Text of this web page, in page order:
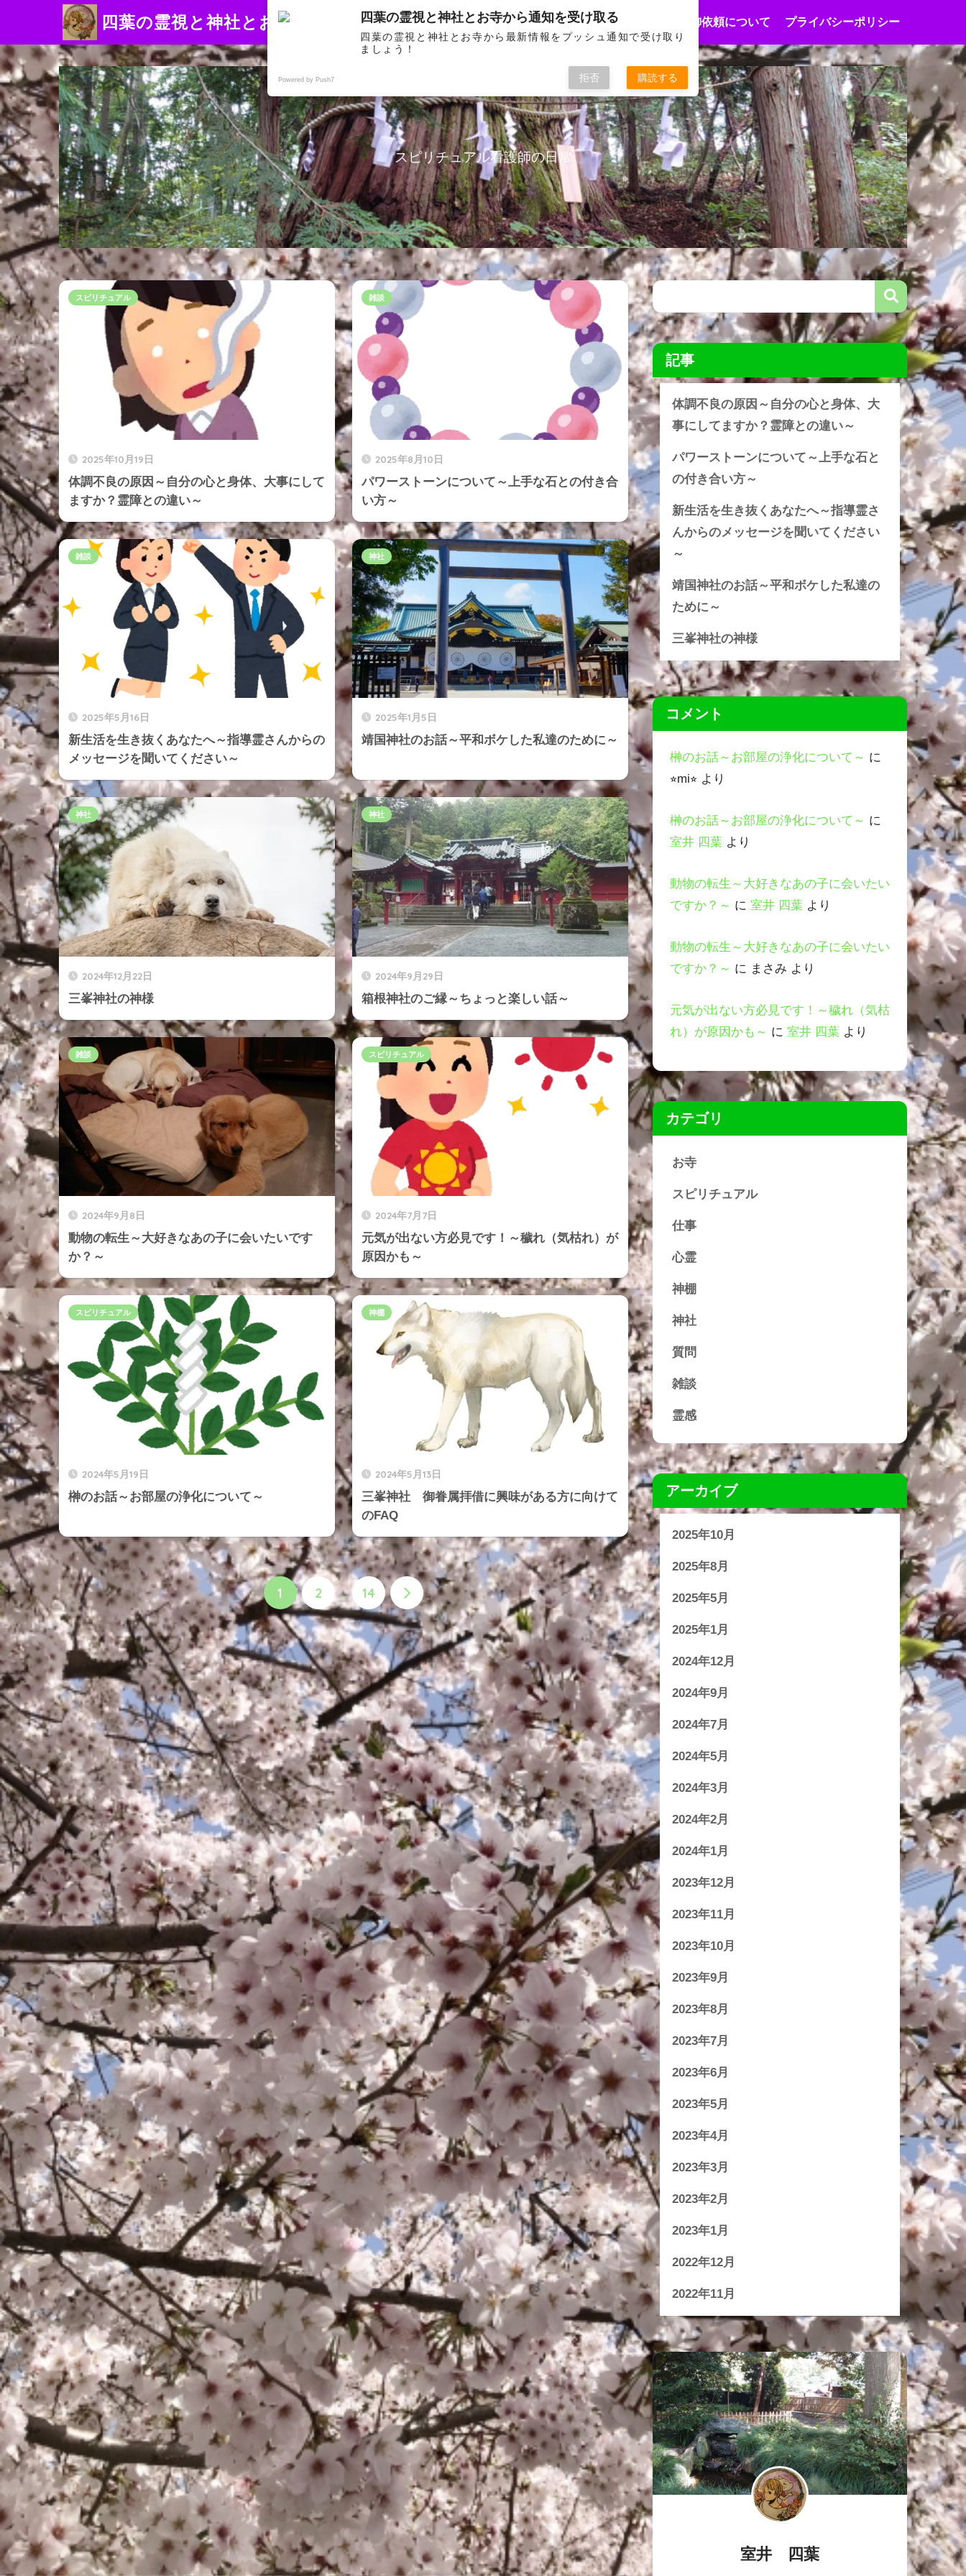
四葉の霊視と神社とお寺 お問い合わせ 御依頼について プライバシーポリシー
スピリチュアル看護師の日常
2025年10月19日
体調不良の原因～自分の心と身体、大事にして
ますか？霊障との違い～
スピリチュアル
2025年8月10日
パワーストーンについて～上手な石との付き合
い方～
雑談
2025年5月16日
新生活を生き抜くあなたへ～指導霊さんからの
メッセージを聞いてください～
雑談
2025年1月5日
靖国神社のお話～平和ボケした私達のために～
神社
2024年12月22日
三峯神社の神様
神社
2024年9月29日
箱根神社のご縁～ちょっと楽しい話～
神社
2024年9月8日
動物の転生～大好きなあの子に会いたいです
か？～
雑談
2024年7月7日
元気が出ない方必見です！～穢れ（気枯れ）が
原因かも～
スピリチュアル
2024年5月19日
榊のお話～お部屋の浄化について～
スピリチュアル
2024年5月13日
三峯神社 御眷属拝借に興味がある方に向けて
のFAQ
神棚
1 2 … 14
記事
体調不良の原因～自分の心と身体、大
事にしてますか？霊障との違い～
パワーストーンについて～上手な石と
の付き合い方～
新生活を生き抜くあなたへ～指導霊さ
んからのメッセージを聞いてください
～
靖国神社のお話～平和ボケした私達の
ために～
三峯神社の神様
コメント
榊のお話～お部屋の浄化について～ に
⭐︎mi⭐︎ より
榊のお話～お部屋の浄化について～ に
室井 四葉 より
動物の転生～大好きなあの子に会いたい
ですか？～ に 室井 四葉 より
動物の転生～大好きなあの子に会いたい
ですか？～ に まさみ より
元気が出ない方必見です！～穢れ（気枯
れ）が原因かも～ に 室井 四葉 より
カテゴリ
お寺
スピリチュアル
仕事
心霊
神棚
神社
質問
雑談
霊感
アーカイブ
2025年10月
2025年8月
2025年5月
2025年1月
2024年12月
2024年9月
2024年7月
2024年5月
2024年3月
2024年2月
2024年1月
2023年12月
2023年11月
2023年10月
2023年9月
2023年8月
2023年7月
2023年6月
2023年5月
2023年4月
2023年3月
2023年2月
2023年1月
2022年12月
2022年11月
室井 四葉
四葉の霊視と神社とお寺から通知を受け取る
四葉の霊視と神社とお寺から最新情報をプッシュ通知で受け取り
ましょう！
Powered by Push7 拒否 購読する